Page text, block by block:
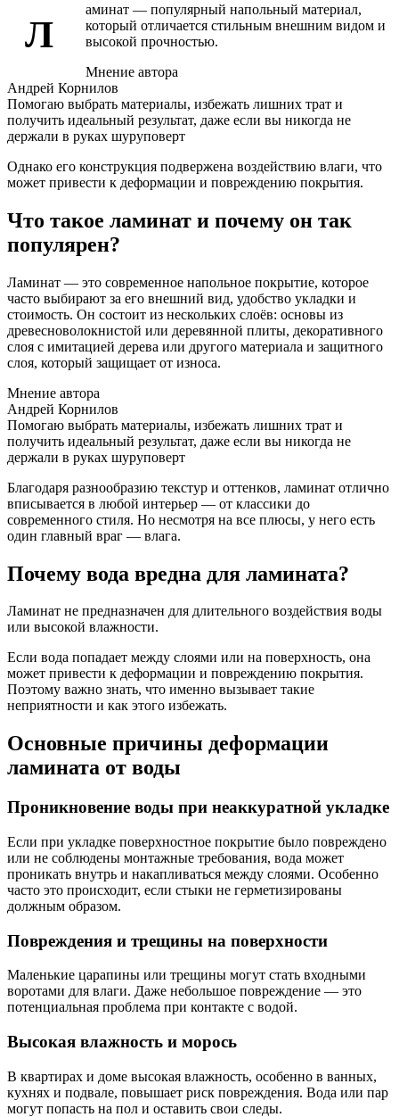
Л
аминат — популярный напольный материал,
который отличается стильным внешним видом и
высокой прочностью.
Мнение автора
Андрей Корнилов
Помогаю выбрать материалы, избежать лишних трат и
получить идеальный результат, даже если вы никогда не
держали в руках шуруповерт
Однако его конструкция подвержена воздействию влаги, что
может привести к деформации и повреждению покрытия.
Что такое ламинат и почему он так
популярен?
Ламинат — это современное напольное покрытие, которое
часто выбирают за его внешний вид, удобство укладки и
стоимость. Он состоит из нескольких слоёв: основы из
древесноволокнистой или деревянной плиты, декоративного
слоя с имитацией дерева или другого материала и защитного
слоя, который защищает от износа.
Мнение автора
Андрей Корнилов
Помогаю выбрать материалы, избежать лишних трат и
получить идеальный результат, даже если вы никогда не
держали в руках шуруповерт
Благодаря разнообразию текстур и оттенков, ламинат отлично
вписывается в любой интерьер — от классики до
современного стиля. Но несмотря на все плюсы, у него есть
один главный враг — влага.
Почему вода вредна для ламината?
Ламинат не предназначен для длительного воздействия воды
или высокой влажности.
Если вода попадает между слоями или на поверхность, она
может привести к деформации и повреждению покрытия.
Поэтому важно знать, что именно вызывает такие
неприятности и как этого избежать.
Основные причины деформации
ламината от воды
Проникновение воды при неаккуратной укладке
Если при укладке поверхностное покрытие было повреждено
или не соблюдены монтажные требования, вода может
проникать внутрь и накапливаться между слоями. Особенно
часто это происходит, если стыки не герметизированы
должным образом.
Повреждения и трещины на поверхности
Маленькие царапины или трещины могут стать входными
воротами для влаги. Даже небольшое повреждение — это
потенциальная проблема при контакте с водой.
Высокая влажность и морось
В квартирах и доме высокая влажность, особенно в ванных,
кухнях и подвале, повышает риск повреждения. Вода или пар
могут попасть на пол и оставить свои следы.